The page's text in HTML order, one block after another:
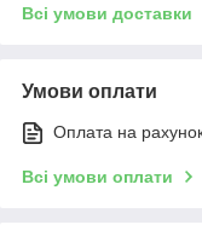
Всі умови доставки
Умови оплати
Оплата на
Всі умови оплати